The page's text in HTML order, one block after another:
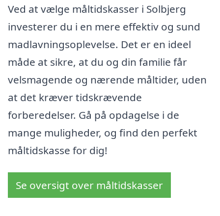
Ved at vælge måltidskasser i Solbjerg
investerer du i en mere effektiv og sund
madlavningsoplevelse. Det er en ideel
måde at sikre, at du og din familie får
velsmagende og nærende måltider, uden
at det kræver tidskrævende
forberedelser. Gå på opdagelse i de
mange muligheder, og find den perfekt
måltidskasse for dig!
Se oversigt over måltidskasser